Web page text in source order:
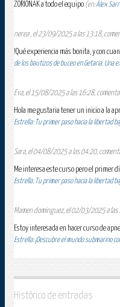
ZORIONAK a todo el equipo (en:Álex
nerea , el 23/09/2025 a las 13:18,
!Qué experiencia más bonita, y con
de los bautizos de buceo en Getaria. Una
Eva, el 15/08/2025 a las 16:28,
Hola me gustaria tener un inicio a la
Estrella: Tu primer paso hacia la libertad
Sara, el 04/08/2025 a las 04:20,
Me interesa este curso pero el primer
Estrella: Tu primer paso hacia la libertad
Mamen dominguez, el 02/03/2025 a las
Estoy interesada en hacer curso de
Estrella: ¡Descubre el mundo submarino
Histórico de entradas